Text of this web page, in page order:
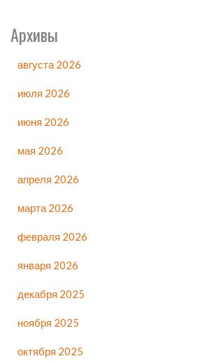
Архивы
августа 2026
июля 2026
июня 2026
мая 2026
апреля 2026
марта 2026
февраля 2026
января 2026
декабря 2025
ноября 2025
октября 2025